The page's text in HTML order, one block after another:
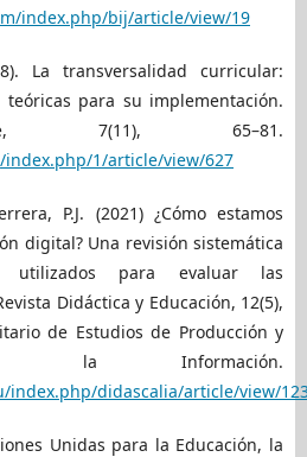
index.php/bij/article/view/19
La transversalidad curricular:
teóricas para su implementación.
7(11), 65–81.
1/article/view/627
P.J. (2021) ¿Cómo estamos
digital? Una revisión sistemática
utilizados para evaluar las
Didáctica y Educación, 12(5),
de Estudios de Producción y
la Información.
index.php/didascalia/article/view/
Unidas para la Educación, la